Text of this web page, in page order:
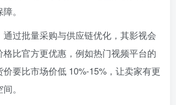
。
通过批量采购与供应链优化，其影视会
格比官方更优惠，例如热门视频平台的
价要比市场价低 10%-15%，让卖家有更
。